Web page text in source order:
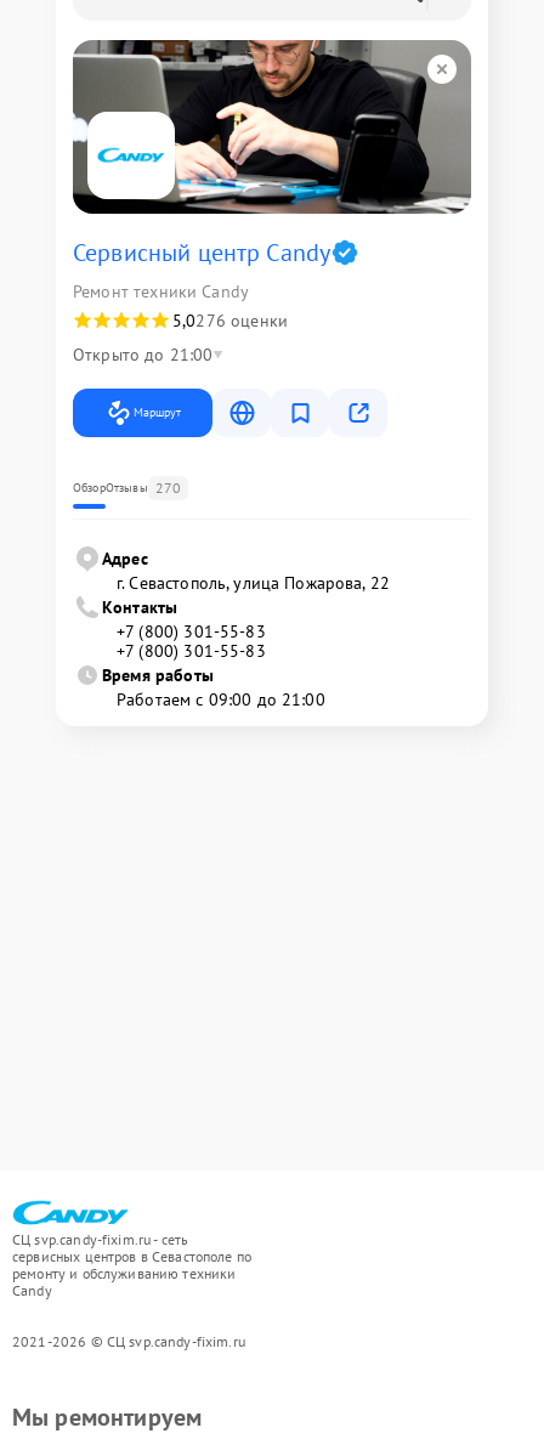
Сервисный центр Candy
Ремонт техники Candy
5,0276 оценки
Открыто до 21:00
Маршрут
ОбзорОтзывы 270
Адрес
г. Севастополь, улица Пожарова, 22
Контакты
+7 (800) 301-55-83
+7 (800) 301-55-83
Время работы
Работаем с 09:00 до 21:00
СЦ svp.candy-fixim.ru - сеть
сервисных центров в Севастополе по
ремонту и обслуживанию техники
Candy
2021-2026 © СЦ svp.candy-fixim.ru
Мы ремонтируем